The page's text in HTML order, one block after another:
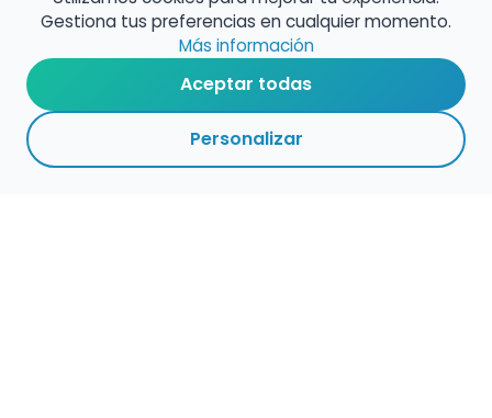
Configura alertas de empleo
Contacta con nosotros
Gestiona tus preferencias en cualquier momento.
Más información
Aceptar todas
Personalizar